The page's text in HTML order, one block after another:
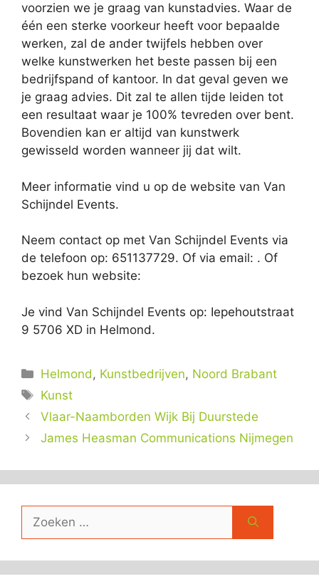
voorzien we je graag van kunstadvies. Waar de
één een sterke voorkeur heeft voor bepaalde
werken, zal de ander twijfels hebben over
welke kunstwerken het beste passen bij een
bedrijfspand of kantoor. In dat geval geven we
je graag advies. Dit zal te allen tijde leiden tot
een resultaat waar je 100% tevreden over bent.
Bovendien kan er altijd van kunstwerk
gewisseld worden wanneer jij dat wilt.
Meer informatie vind u op de website van Van
Schijndel Events.
Neem contact op met Van Schijndel Events via
de telefoon op: 651137729. Of via email: . Of
bezoek hun website:
Je vind Van Schijndel Events op: Iepehoutstraat
9 5706 XD in Helmond.
Categorieën
Helmond , Kunstbedrijven, Noord Brabant
Tags
Kunst
Vlaar-Naamborden Wijk Bij Duurstede
James Heasman Communications Nijmegen
naar: